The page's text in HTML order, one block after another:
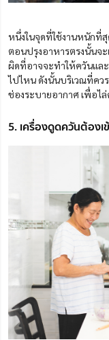
หนึ่งในจุดที่ใช้งานหนักที่
ตอนปรุงอาหารตรงนั้นจะ
ผิดที่อาจจะทำให้ควันแล
ไปไหน ดังนั้นบริเวณที่คว
ช่องระบายอากาศ เพื่อไ
5. เครื่องดูดควันต้องเ